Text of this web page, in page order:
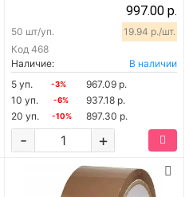
997.00 р.
Код 468
50 шт/уп. 19.94 р./шт.
Наличие:
В наличии
5 уп.
-3%
967.09 р.
10 уп.
-6%
937.18 р.
20 уп.
-10% 897.30 р.
+
-